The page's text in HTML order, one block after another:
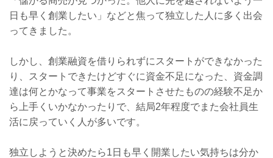
日も早く創業したい」などと焦って独立した人に多く出会
ってきました。
しかし、創業融資を借りられずにスタートができなかった
り、スタートできたけどすぐに資金不足になった、資金調
達は何とかなって事業をスタートさせたものの経験不足か
ら上手くいかなかったりで、結局2年程度でまた会社員生
活に戻っていく人が多いです。
独立しようと決めたら1 日も早く開業したい気持ちは分か